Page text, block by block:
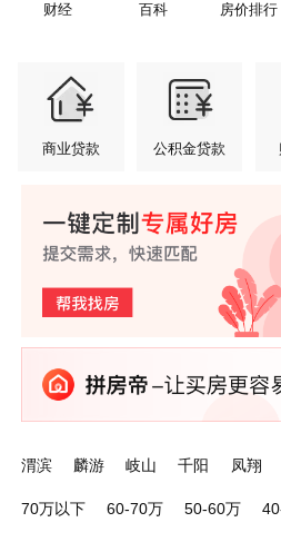
财经 百科 房价排行
商业贷款 公积金贷款
渭滨 麟游 岐山 千阳 凤翔
70万以下
60-70万 50-60万